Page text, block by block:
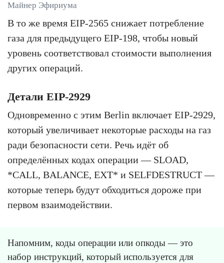
Майнер Эфириума
В то же время EIP-2565 снижает потребление
газа для предыдущего EIP-198, чтобы новый
уровень соответствовал стоимости выполнения
других операций.
Детали EIP-2929
Одновременно с этим Berlin включает EIP-2929,
который увеличивает некоторые расходы на газ
ради безопасности сети. Речь идёт об
определённых кодах операции — SLOAD,
*CALL, BALANCE, EXT* и SELFDESTRUCT —
которые теперь будут обходиться дороже при
первом взаимодействии.
Напомним, коды операции или опкоды — это
набор инструкций, который используется для